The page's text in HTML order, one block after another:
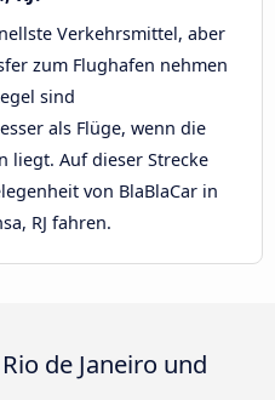
Verkehrsmittel, aber
zum Flughafen nehmen
sind
als Flüge, wenn die
liegt. Auf dieser Strecke
von BlaBlaCar in
RJ fahren.
de Janeiro und